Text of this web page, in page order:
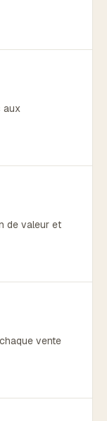
aux
de valeur et
vente